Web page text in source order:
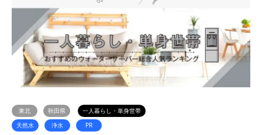
東北 秋田県
一人暮らし・単身世帯
天然水
浄水 PR